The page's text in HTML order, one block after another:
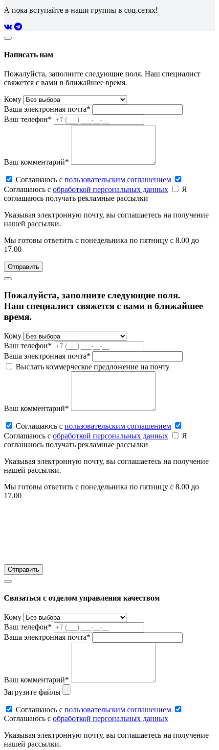
А пока вступайте в наши группы в соц.сетях!
Написать нам
Пожалуйста, заполните следующие поля. Наш специалист
свяжется с вами в ближайшее время.
Кому
Ваша электронная почта*
Ваш телефон*
Ваш комментарий*
Соглашаюсь c пользовательским соглашением
Соглашаюсь c обработкой персональных данных
Я
соглашаюсь получать рекламные рассылки
Указывая электронную почту, вы соглашаетесь на получение
нашей рассылки.
Мы готовы ответить с понедельника по пятницу с 8.00 до
17.00
Пожалуйста, заполните следующие поля.
Наш специалист свяжется с вами в ближайшее
время.
Кому
Ваш телефон*
Ваша электронная почта*
Выслать коммерческое предложение на почту
Ваш комментарий*
Соглашаюсь c пользовательским соглашением
Соглашаюсь c обработкой персональных данных
Я
соглашаюсь получать рекламные рассылки
Указывая электронную почту, вы соглашаетесь на получение
нашей рассылки.
Мы готовы ответить с понедельника по пятницу с 8.00 до
17.00
Связаться с отделом управления качеством
Кому
Ваш телефон*
Ваша электронная почта*
Ваш комментарий*
Загрузите файлы
Соглашаюсь c пользовательским соглашением
Соглашаюсь c обработкой персональных данных
Указывая электронную почту, вы соглашаетесь на получение
нашей рассылки.